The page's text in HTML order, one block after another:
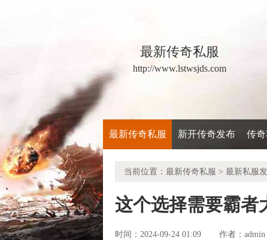
最新传奇私服
http://www.lstwsjds.com
最新传奇私服 新开传奇发布 传
当前位置： 最新传奇私服 > 最新私服
这个选择需要霸者
时间：2024-09-24 01:09 作者： admin